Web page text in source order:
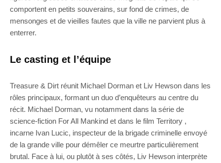
comportent en petits souverains, sur fond de crimes, de
mensonges et de vieilles fautes que la ville ne parvient plus à
enterrer.
Le casting et l’équipe
Treasure & Dirt réunit Michael Dorman et Liv Hewson dans les
rôles principaux, formant un duo d’enquêteurs au centre du
récit. Michael Dorman, vu notamment dans la série de
science-fiction For All Mankind et dans le film Territory ,
incarne Ivan Lucic, inspecteur de la brigade criminelle envoyé
de la grande ville pour démêler ce meurtre particulièrement
brutal. Face à lui, ou plutôt à ses côtés, Liv Hewson interprète